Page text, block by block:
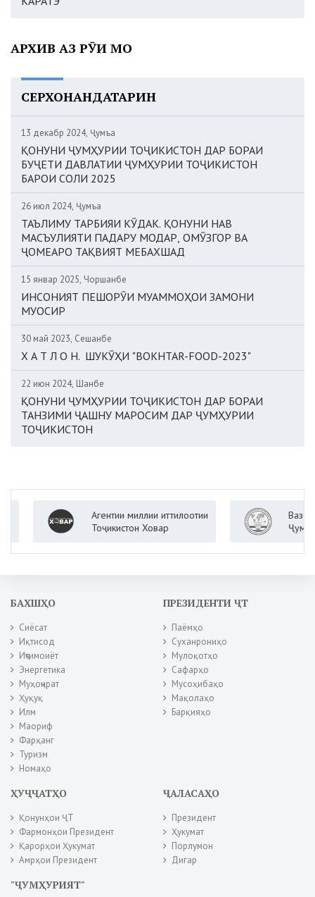
АРХИВ АЗ РӮИ МОҲ
СЕРХОНАНДАТАРИН
13 декабр 2024, Ҷумъа
ҚОНУНИ ҶУМҲУРИИ ТОҶИКИСТОН ДАР БОРАИ
БУҶЕТИ ДАВЛАТИИ ҶУМҲУРИИ ТОҶИКИСТОН
БАРОИ СОЛИ 2025
26 июл 2024, Ҷумъа
ТАЪЛИМУ ТАРБИЯИ КӮДАК. ҚОНУНИ НАВ
МАСЪУЛИЯТИ ПАДАРУ МОДАР, ОМӮЗГОР ВА
ҶОМЕАРО ТАҚВИЯТ МЕБАХШАД
15 январ 2025, Чоршанбе
ИНСОНИЯТ ПЕШОРӮИ МУАММОҲОИ ЗАМОНИ
МУОСИР
30 май 2023, Сешанбе
Х А Т Л О Н. ШУКӮҲИ "BOKHTAR-FOOD-2023"
22 июн 2024, Шанбе
ҚОНУНИ ҶУМҲУРИИ ТОҶИКИСТОН ДАР БОРАИ
ТАНЗИМИ ҶАШНУ МАРОСИМ ДАР ҶУМҲУРИИ
ТОҶИКИСТОН
Агентии миллии иттилоотии
Тоҷикистон Ховар
Вазорати
Ҷумҳурии
БАХШҲО
Сиёсат
Иқтисод
Иҷтимоиёт
Энергетика
Муҳоҷират
Ҳуқуқ
Илм
Маориф
Фарҳанг
Туризм
Номаҳо
ПРЕЗИДЕНТИ ҶТ
Паёмҳо
Суханрониҳо
Мулоқотҳо
Сафарҳо
Мусоҳибаҳо
Мақолаҳо
Барқияҳо
ҲУҶҶАТҲО
Қонунҳои ҶТ
Фармонҳои Президент
Қарорҳои Ҳукумат
Амрҳои Президент
ҶАЛАСАҲО
Президент
Ҳукумат
Порлумон
Дигар
"ҶУМҲУРИЯТ"